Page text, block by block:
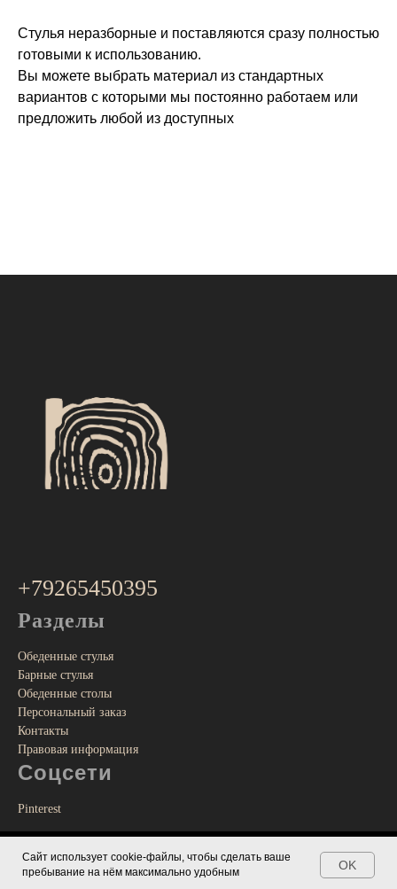
Сайт использует сооkіе-файлы, чтобы сделать ваше
пребывание на нём максимально удобным
OK
Стулья неразборные и поставляются сразу полностью
готовыми к использованию.
Вы можете выбрать материал из стандартных
вариантов с которыми мы постоянно работаем или
предложить любой из доступных
+79265450395
Разделы
Обеденные стулья
Барные стулья
Обеденные столы
Персональный заказ
Контакты
Правовая информация
Соцсети
Pinterest
Made on Tilda